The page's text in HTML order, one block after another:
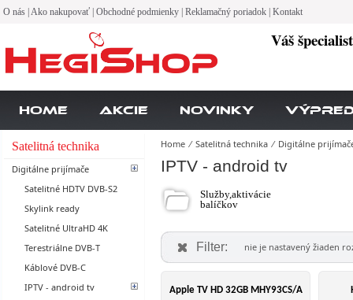
O nás Ako nakupovať Obchodné podmienky Reklamačný poriadok Kontakt
Váš
Home Akcie Novinky
Satelitná technika
Digitálne prijímače
Satelitné HDTV DVB-S2
Skylink ready
Satelitné UltraHD 4K
Terestriálne DVB-T
Káblové DVB-C
IPTV - android tv
Home ⁄ Satelitná technika ⁄ Digitálne
IPTV - android tv
Služby,aktivácie
balíčkov
Filter: nie je nastavený žiaden
Apple TV HD 32GB MHY93CS/A